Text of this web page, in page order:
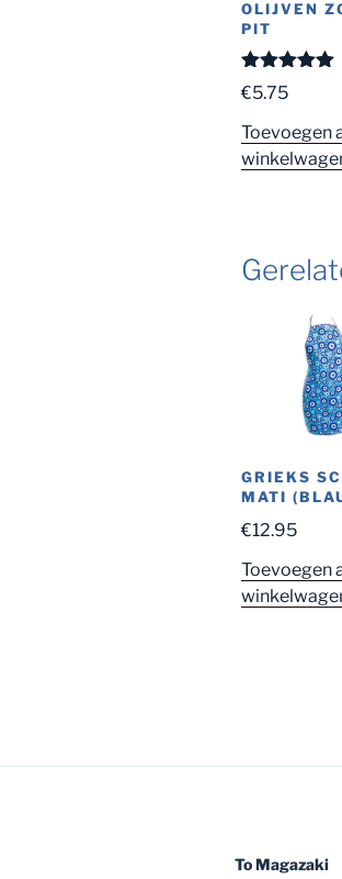
OLIJVEN
PIT
Gewaardeerd
5.00uit 5
€5.75
Toevoegen
GRIEKS
MATI
€12.95
Toevoegen
To Magazaki